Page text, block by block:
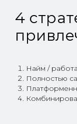
4
Найм /
Полностью